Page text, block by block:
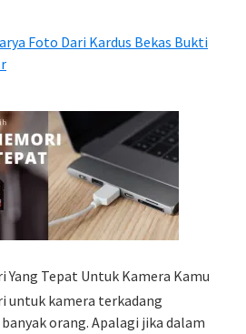
Foto Dari Kardus Bekas Bukti
Tepat Untuk Kamera Kamu
untuk kamera terkadang
orang. Apalagi jika dalam